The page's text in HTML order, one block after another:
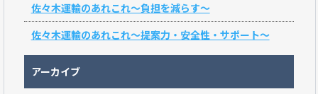
佐々木運輸のあれこれ～負担を減らす～
佐々木運輸のあれこれ～提案力・安全性・サポート～
アーカイブ